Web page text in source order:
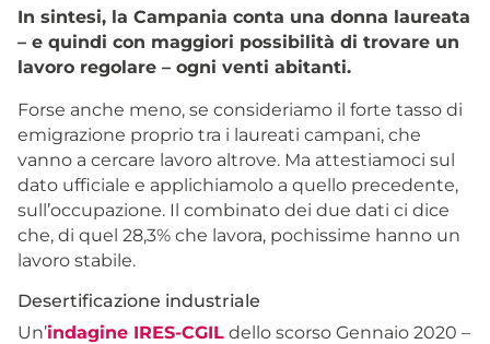
In sintesi, la Campania conta una donna laureata
– e quindi con maggiori possibilità di trovare un
lavoro regolare – ogni venti abitanti.
Forse anche meno, se consideriamo il forte tasso di
emigrazione proprio tra i laureati campani, che
vanno a cercare lavoro altrove. Ma attestiamoci sul
dato ufficiale e applichiamolo a quello precedente,
sull’occupazione. Il combinato dei due dati ci dice
che, di quel 28,3% che lavora, pochissime hanno un
lavoro stabile.
Desertificazione industriale
Un’indagine IRES-CGIL dello scorso Gennaio 2020 –